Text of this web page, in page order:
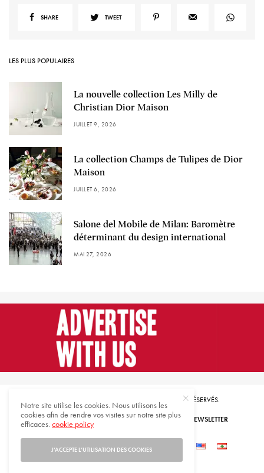
SHARE TWEET
LES PLUS POPULAIRES
La nouvelle collection Les Milly de
Christian Dior Maison
JUILLET 9, 2026
La collection Champs de Tulipes de Dior
Maison
JUILLET 6, 2026
Salone del Mobile de Milan: Baromètre
déterminant du design international
MAI 27, 2026
© 2021 HARMONIES MAGAZINE. TOUS DROITS RÉSERVÉS.
ABONNEZ-VOUS INSCRIVEZ-VOUS À NOTRE NEWSLETTER
QUI SOMMES-NOUS CONTACTEZ-NOUS
Notre site utilise les cookies. Nous utilisons les
cookies afin de rendre vos visites sur notre site plus
efficaces.cookie policy
J’ACCEPTE L’UTILISATION DES COOKIES